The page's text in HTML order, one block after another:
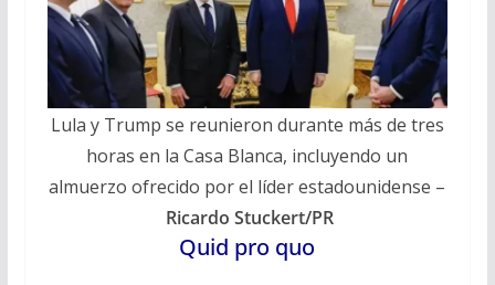
Lula y Trump se reunieron durante más de tres
horas en la Casa Blanca, incluyendo un
almuerzo ofrecido por el líder estadounidense –
Ricardo Stuckert/PR
Quid pro quo